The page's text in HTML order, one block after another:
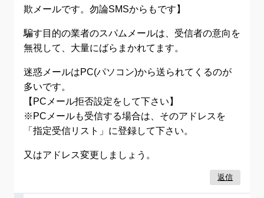
欺メールです。勿論SMSからもです】
騙す目的の業者のスパムメールは、受信者の意向を
無視して、大量にばらまかれてます。
迷惑メールはPC(パソコン)から送られてくるのが
多いです。
【PCメール拒否設定をして下さい】
※PCメールも受信する場合は、そのアドレスを
「指定受信リスト」に登録して下さい。
又はアドレス変更しましょう。
返信